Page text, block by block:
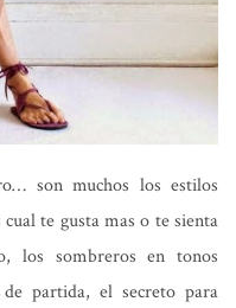
son muchos los estilos
te gusta mas o te sienta
los sombreros en tonos
partida, el secreto para